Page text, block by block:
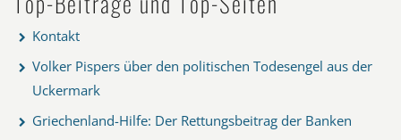
Kontakt
Volker Pispers über den politischen Todesengel aus der
Uckermark
Griechenland-Hilfe: Der Rettungsbeitrag der Banken